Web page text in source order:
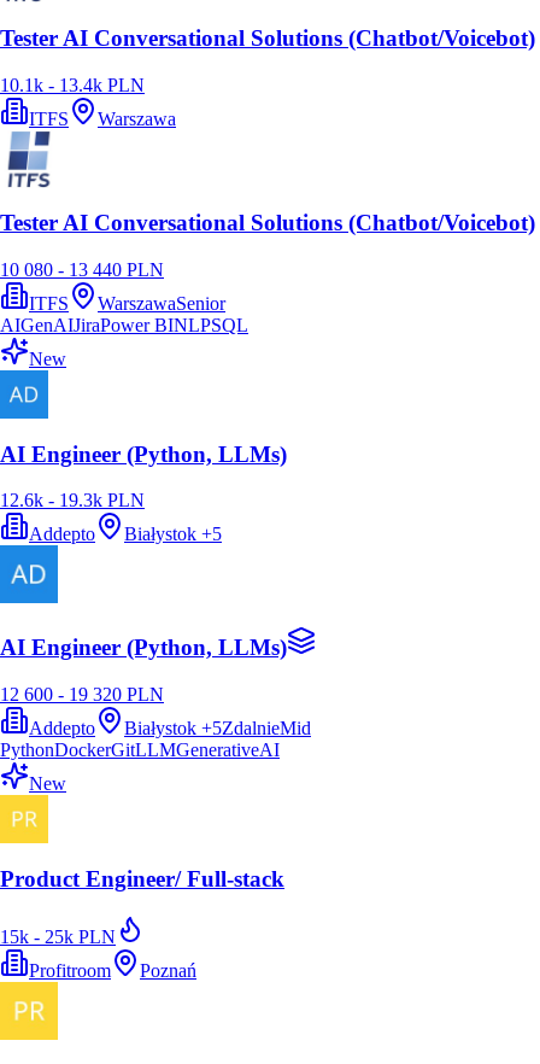
Tester AI Conversational Solutions (Chatbot/Voicebot)
10.1k - 13.4k PLN
ITFS
Warszawa
Tester AI Conversational Solutions (Chatbot/Voicebot)
10 080 - 13 440 PLN
ITFS
WarszawaSenior
AIGenAIJiraPower BINLPSQL
New
AI Engineer (Python, LLMs)
12.6k - 19.3k PLN
Addepto
Białystok +5
AI Engineer (Python, LLMs)
12 600 - 19 320 PLN
Addepto
Białystok +5ZdalnieMid
PythonDockerGitLLMGenerativeAI
New
Product Engineer/ Full-stack
15k - 25k PLN
Profitroom
Poznań